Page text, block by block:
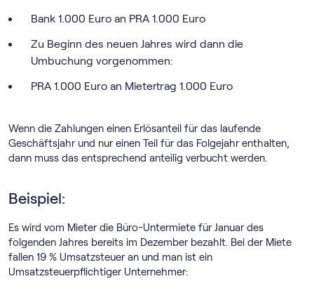
Bank 1.000 Euro an PRA 1.000 Euro
Zu Beginn des neuen Jahres wird dann die
Umbuchung vorgenommen:
PRA 1.000 Euro an Mietertrag 1.000 Euro
Wenn die Zahlungen einen Erlösanteil für das laufende
Geschäftsjahr und nur einen Teil für das Folgejahr enthalten,
dann muss das entsprechend anteilig verbucht werden.
Beispiel:
Es wird vom Mieter die Büro-Untermiete für Januar des
folgenden Jahres bereits im Dezember bezahlt. Bei der Miete
fallen 19 % Umsatzsteuer an und man ist ein
Umsatzsteuerpflichtiger Unternehmer: